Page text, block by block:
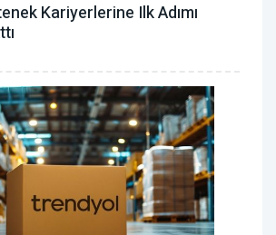
Kariyerlerine Ilk Adımı